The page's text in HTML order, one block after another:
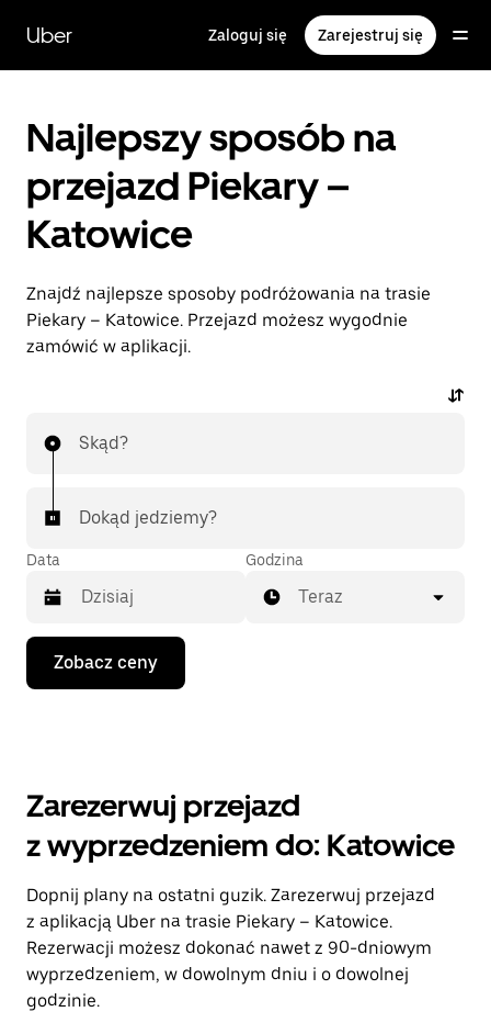
głównej
zawartości
Uber Zaloguj się Zarejestruj się
Najlepszy sposób na
przejazd Piekary –
Katowice
Znajdź najlepsze sposoby podróżowania na trasie
Piekary – Katowice. Przejazd możesz wygodnie
zamówić w aplikacji.
Skąd?
Dokąd jedziemy?
Data
Naciśnij
klawisz
strzałki
i wybrać
Naciśnij
klawisz
„Escape”,
aby
zamknąć
kalendarz.
Godzina
Teraz
Zobacz ceny
Zarezerwuj przejazd
z wyprzedzeniem do: Katowice
Dopnij plany na ostatni guzik. Zarezerwuj przejazd
z aplikacją Uber na trasie Piekary – Katowice.
Rezerwacji możesz dokonać nawet z 90-dniowym
wyprzedzeniem, w dowolnym dniu i o dowolnej
godzinie.